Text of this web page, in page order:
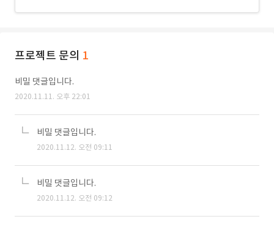
프로젝트 문의 1
비밀 댓글입니다.
2020.11.11. 오후 22:01
비밀 댓글입니다.
2020.11.12. 오전 09:11
비밀 댓글입니다.
2020.11.12. 오전 09:12